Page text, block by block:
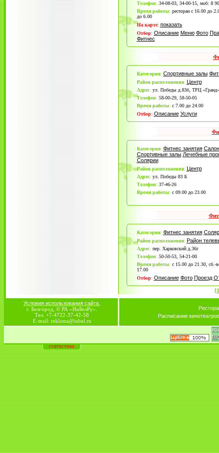
Телефон: 34-08-03, 34-00-15, моб: 8
Время работы: ресторан с 16.00 до
до 6.00
На карте: показать
Отбор: Описание Меню Фото
Фитнес
Категория: Спортивные залы
Район расположения: Центр
Адрес: ул. Победы д.83б, ТРЦ
Телефон: 58-00-29, 58-50-05
Время работы: с 7.00 до 24.00
Отбор: Описание Услуги
Категория: Фитнес занятия
Спортивные залы Лечебные
Солярии
Район расположения: Центр
Адрес: ул. Победы 83 Б
Телефон: 37-46-26
Время работы: с 09.00 до 23.00
Категория: Фитнес занятия
Район расположения: Район
Адрес: пер. Харковский д.36г
Телефон: 50-50-53, 54-21-00
Время работы: с 15.00 до 21.30, сб.-
17.00
Отбор: Описание Фото Проезд
Условия использования сайта.
г. Белгород, © РА «ИнБелРу».
Тел. +7-4722-37-42-58
E-mail: reklama@inbel.ru
Расписание
статистика